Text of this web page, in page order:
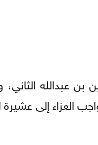
بن عبدالله
العزاء إلى عشيرة